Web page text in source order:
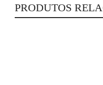
PRODUTOS